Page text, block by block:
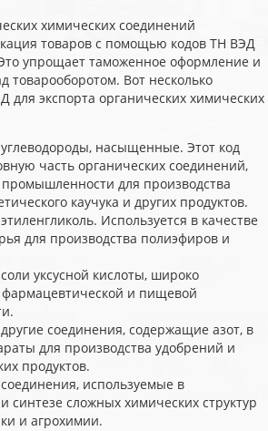
химических соединений
товаров с помощью кодов ТН ВЭД
упрощает таможенное оформление и
товарооборотом. Вот несколько
для экспорта органических химических
насыщенные. Этот код
часть органических соединений,
для производства
каучука и других продуктов.
Используется в качестве
для производства полиэфиров и
уксусной кислоты, широко
и пищевой
соединения, содержащие азот, в
для производства удобрений и
продуктов.
используемые в
синтезе сложных химических структур
и агрохимии.